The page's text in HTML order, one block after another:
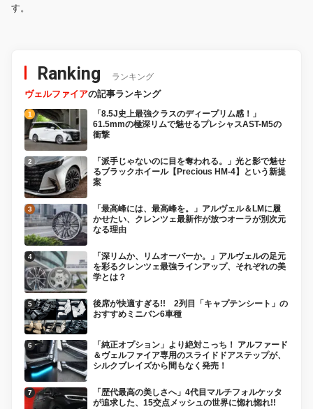
す。
Ranking ランキング
ヴェルファイアの記事ランキング
「8.5J史上最強クラスのディープリム感！」
61.5mmの極深リムで魅せるプレシャスAST-M5の
衝撃
「派手じゃないのに目を奪われる。」光と影で魅せ
るブラックホイール【Precious HM-4】という新提
案
「最高峰には、最高峰を。」アルヴェル＆LMに履
かせたい、クレンツェ最新作が放つオーラが別次元
なる理由
「深リムか、リムオーバーか。」アルヴェルの足元
を彩るクレンツェ最強ラインアップ、それぞれの美
学とは？
後席が快適すぎる!! 2列目「キャプテンシート」の
おすすめミニバン6車種
「純正オプション」より絶対こっち！ アルファード
＆ヴェルファイア専用のスライドドアステップが、
シルクブレイズから間もなく発売！
「歴代最高の美しさへ」4代目マルチフォルケッタ
が追求した、15交点メッシュの世界に惚れ惚れ!!